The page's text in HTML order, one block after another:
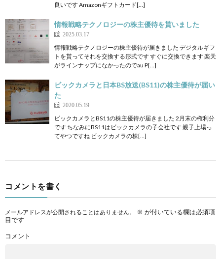
良いです Amazonギフトカード[…]
情報戦略テクノロジーの株主優待を貰いました
2025.03.17
情報戦略テクノロジーの株主優待が届きました デジタルギフ
トを貰ってそれを交換する形式です すぐに交換できます 楽天
がラインナップになかったのでau P[…]
ビックカメラと日本BS放送(BS11)の株主優待が届い
た
2020.05.19
ビックカメラとBS11の株主優待が届きました 2月末の権利分
です ちなみにBS11はビックカメラの子会社です 親子上場っ
てやつですね ビックカメラの株[…]
コメントを書く
メールアドレスが公開されることはありません。 ※ が付いている欄は必須項
目です
コメント